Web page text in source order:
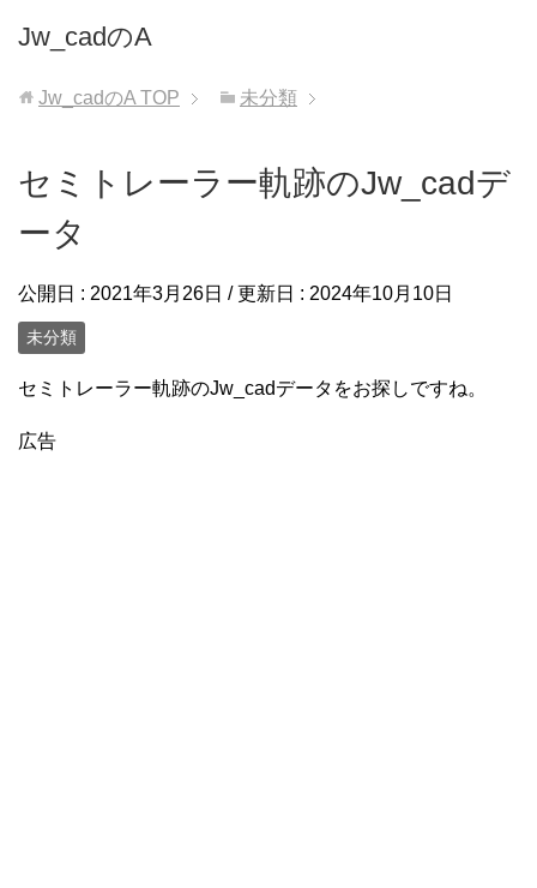
Jw_cadのA
Jw_cadのA TOP 未分類
セミトレーラー軌跡のJw_cadデ
ータ
公開日 : 2021年3月26日 / 更新日 : 2024年10月10日
未分類
セミトレーラー軌跡のJw_cadデータをお探しですね。
広告